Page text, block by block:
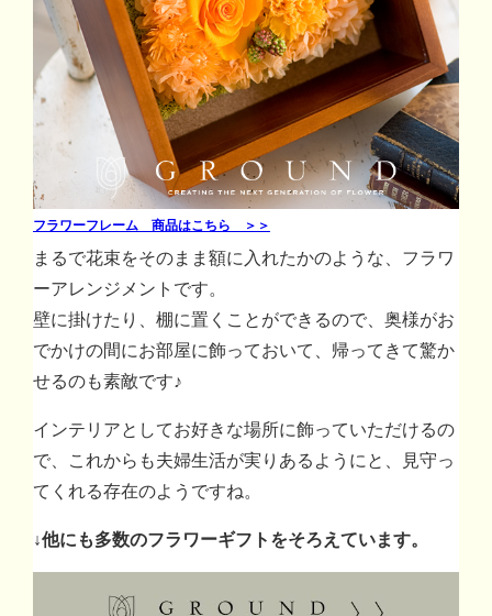
フラワーフレーム 商品はこちら ＞＞
まるで花束をそのまま額に入れたかのような、フラワ
ーアレンジメントです。
壁に掛けたり、棚に置くことができるので、奥様がお
でかけの間にお部屋に飾っておいて、帰ってきて驚か
せるのも素敵です♪
インテリアとしてお好きな場所に飾っていただけるの
で、これからも夫婦生活が実りあるようにと、見守っ
てくれる存在のようですね。
↓他にも多数のフラワーギフトをそろえています。